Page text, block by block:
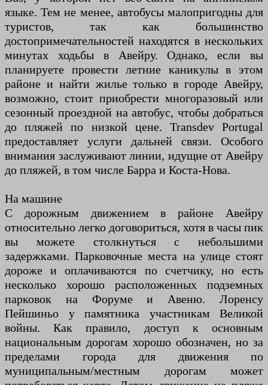
языке. Тем не менее, автобусы малопригодны для
туристов, так как большинство
достопримечательностей находятся в нескольких
минутах ходьбы в Авейру. Однако, если вы
планируете провести летние каникулы в этом
районе и найти жилье только в городе Авейру,
возможно, стоит приобрести многоразовый или
сезонный проездной на автобус, чтобы добраться
до пляжей по низкой цене. Transdev Portugal
предоставляет услуги дальней связи. Особого
внимания заслуживают линии, идущие от Авейру
до пляжей, в том числе Барра и Коста-Нова.
На машине
С дорожным движением в районе Авейру
относительно легко договориться, хотя в часы пик
вы можете столкнуться с небольшими
задержками. Парковочные места на улице стоят
дороже и оплачиваются по счетчику, но есть
несколько хорошо расположенных подземных
парковок на Форуме и Авеню. Лоренсу
Пейшиньо у памятника участникам Великой
войны. Как правило, доступ к основным
национальным дорогам хорошо обозначен, но за
пределами города для движения по
муниципальным/местным дорогам может